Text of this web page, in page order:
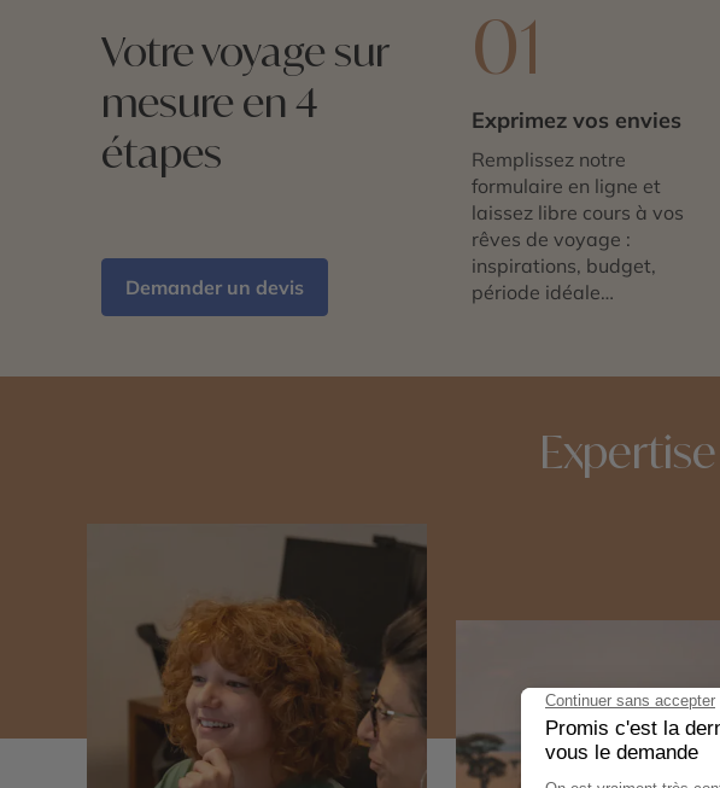
Votre voyage sur
mesure en 4
étapes
Demander un devis
01
Exprimez vos envies
Remplissez notre
formulaire en ligne et
laissez libre cours à vos
rêves de voyage :
inspirations, budget,
période idéale…